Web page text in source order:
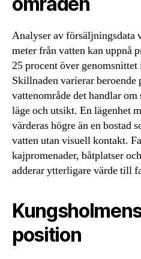
Analyser av försäljningsdata
meter från vatten kan uppnå
25 procent över genomsnittet
Skillnaden varierar
vattenområde det handlar
läge och utsikt. En lägenhet
värderas högre än en bostad
vatten utan visuell kontakt.
kajpromenader, båtplatser
adderar ytterligare värde till
position